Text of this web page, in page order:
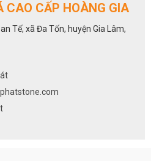
CAO CẤP HOÀNG GIA
Tế, xã Đa Tốn, huyện Gia Lâm,